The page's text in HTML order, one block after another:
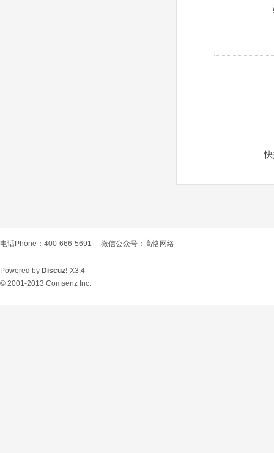
电话Phone：400-666-5691 微信公众号：高恪网络
Powered by Discuz! X3.4
© 2001-2013 Comsenz Inc.